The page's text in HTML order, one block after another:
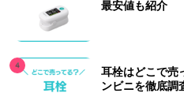
最安値も紹介
耳栓はどこで売
ンビニを徹底調